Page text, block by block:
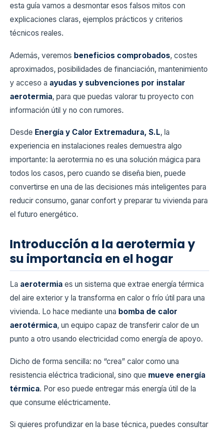
esta guía vamos a desmontar esos falsos mitos con
explicaciones claras, ejemplos prácticos y criterios
técnicos reales.
Además, veremos beneficios comprobados, costes
aproximados, posibilidades de financiación, mantenimiento
y acceso a ayudas y subvenciones por instalar
aerotermia, para que puedas valorar tu proyecto con
información útil y no con rumores.
Desde Energía y Calor Extremadura, S.L, la
experiencia en instalaciones reales demuestra algo
importante: la aerotermia no es una solución mágica para
todos los casos, pero cuando se diseña bien, puede
convertirse en una de las decisiones más inteligentes para
reducir consumo, ganar confort y preparar tu vivienda para
el futuro energético.
Introducción a la aerotermia y
su importancia en el hogar
La aerotermia es un sistema que extrae energía térmica
del aire exterior y la transforma en calor o frío útil para una
vivienda. Lo hace mediante una bomba de calor
aerotérmica, un equipo capaz de transferir calor de un
punto a otro usando electricidad como energía de apoyo.
Dicho de forma sencilla: no “crea” calor como una
resistencia eléctrica tradicional, sino que mueve energía
térmica. Por eso puede entregar más energía útil de la
que consume eléctricamente.
Si quieres profundizar en la base técnica, puedes consultar